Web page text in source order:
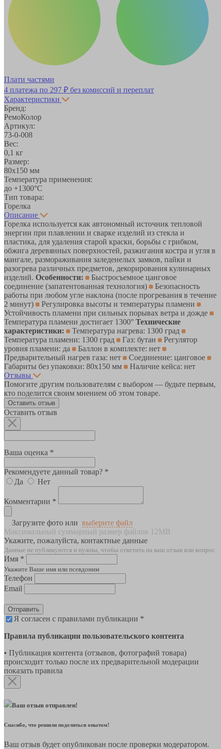
Плати частями
4 платежа по 297 ₽ без комиссий и переплат
Характеристики
Бренд:
РемоКолор
Артикул:
73-0-008
Вес:
0,1 кг
Размер:
80х150 мм
Температура применения:
до +1300°С
Тип товара:
Горелка
Описание
Горелка используется как автономный источник тепловой
энергии при плавлении и сварке изделий из стекла и
пластика, для удаления старой краски, борьбы с грибком,
обжига деревянных поверхностей, разжигания костра и угля в
мангале, размораживания заледенелых замков, пайки и
разогрева различных предметов, декорирования кулинарных
изделий. Особенности:
Быстросъемное цанговое
соединение (запатентованная технология)
Безопасность
работы при любом угле наклона (после прогревания в течение
2 минут)
Регулировка высоты и температуры пламени
Устойчивость пламени при сильных порывах ветра и дожде
Температура пламени достигает 1300° Технические
характеристики:
Температура нагрева: 1300 град
Температура пламени: 1300 град
Газ: бутан
Регулятор
уровня пламени: да
Баллон в комплекте: нет
Предварительный нагрев газа: нет
Соединение: цанговое
Габариты без упаковки: 80х150 мм
Наличие кейса: нет
Отзывы
Помогите другим пользователям с выбором — будьте первым,
кто поделится своим мнением об этом товаре.
Оставить отзыв
Оставить отзыв
Ваша оценка *
Рекомендуете данный товар? *
Да
Нет
Комментарии *
Загрузите фото или выберите файл
Максимальный суммарный размер файлов 12MB
Укажите, пожалуйста, контактные данные
Данные не публикуются и нужны, чтобы ответить на ваш отзыв или вопрос
Имя *
Укажите Ваше имя или псевдоним
Телефон
Email
Отправить
Я согласен с правилами публикации *
Правила публикации пользовательского контента
• Публикация контента (отзывов, фотографий товара)
происходит только после их предварительной модерации
показать правила
Ваш отзыв отправлен!
Спасибо, что решили поделиться опытом!
Ваш отзыв будет опубликован после проверки модератором.